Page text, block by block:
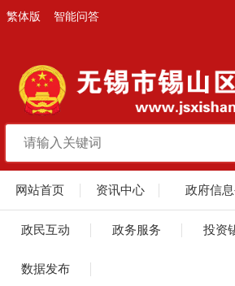
繁体版 智能问答
网站首页 资讯中心 政府信
政民互动 政务服务 投资
数据发布